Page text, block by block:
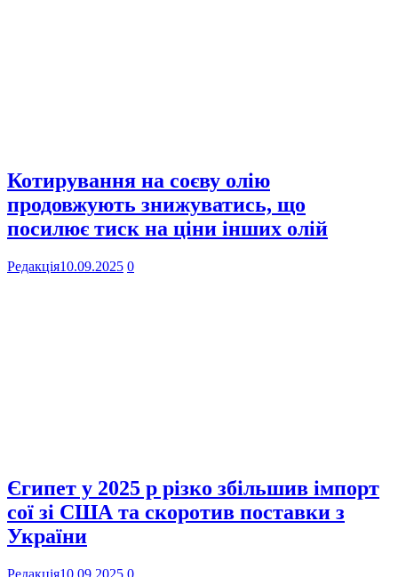
Котирування на соєву олію
продовжують знижуватись, що
посилює тиск на ціни інших олій
Редакція10.09.2025 0
Єгипет у 2025 р різко збільшив імпорт
сої зі США та скоротив поставки з
України
Редакція10.09.2025 0